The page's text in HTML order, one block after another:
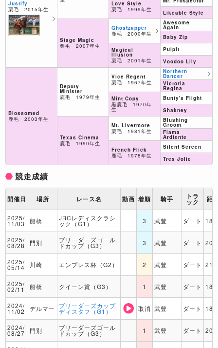
Justify
栗毛 2015年生
Blossomed
鹿毛 2003年生
Stage Magic
栗毛 2007年生
Deputy
Minister
鹿毛 1979年生
Texas Cinema
鹿毛 1990年生
Love Style
栗毛 1999年生
Ghostzapper
鹿毛 2000年生
Magical
Illusion
栗毛 2001年生
Vice Regent
栗毛 1967年生
Mint Copy
黒鹿毛 1970年
生
Mt. Livermore
栗毛 1981年生
French Flick
鹿毛 1978年生
Likeable Style
Awesome
Again
Baby Zip
Pulpit
Voodoo Lily
Northern
Dancer
Victoria
Regina
Bunty's Flight
Shakney
Blushing
Groom
Flama
Ardiente
Silent Screen
Tres Jolie
競走成績
開催日 場所 レース名 動画 着順 騎手 トラ
ック 距
2025/
11/03 船橋 JBCレディスクラシ
ック（G1） 3 武豊 ダート
2025/
08/28 門別 ブリーダーズゴール
ドカップ（G3） 3 武豊 ダート
2025/
05/14 川崎 エンプレス杯（G2） 2 武豊 ダート
2025/
02/11 船橋 クイーン賞（G3） 1 武豊 ダート
2024/
11/02 デルマー ブリーダーズカップ
ディスタフ（G1） 取消 武豊 ダート
2024/
08/27 門別 ブリーダーズゴール
ドカップ（G3） 1 武豊 ダート